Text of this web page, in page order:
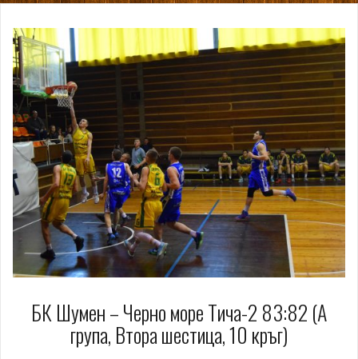
БК Шумен – Черно море Тича-2 83:82 (А
група, Втора шестица, 10 кръг)